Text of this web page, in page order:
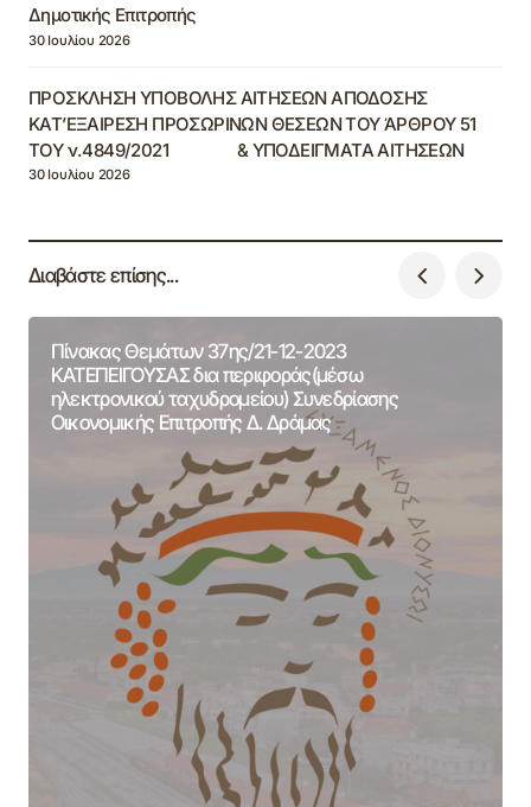
Δημοτικής Επιτροπής
30 Ιουλίου 2026
ΠΡΟΣΚΛΗΣΗ ΥΠΟΒΟΛΗΣ ΑΙΤΗΣΕΩΝ ΑΠΟΔΟΣΗΣ
ΚΑΤ’ΕΞΑΙΡΕΣΗ ΠΡΟΣΩΡΙΝΩΝ ΘΕΣΕΩΝ ΤΟΥ ΆΡΘΡΟΥ 51
ΤΟΥ ν.4849/2021 & ΥΠΟΔΕΙΓΜΑΤΑ ΑΙΤΗΣΕΩΝ
30 Ιουλίου 2026
Διαβάστε επίσης...
Πίνακας Θεμάτων 37ης/21-12-2023
ΚΑΤΕΠΕΙΓΟΥΣΑΣ δια περιφοράς(μέσω
ηλεκτρονικού ταχυδρομείου) Συνεδρίασης
Οικονομικής Επιτροπής Δ. Δράμας